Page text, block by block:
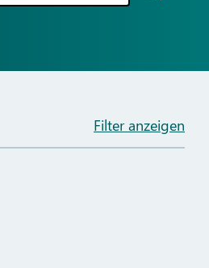
Filter anzeigen